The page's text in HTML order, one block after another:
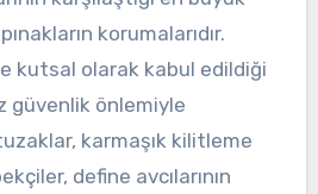
korumalarıdır.
kutsal olarak kabul edildiği
güvenlik önlemiyle
karmaşık kilitleme
define avcılarının